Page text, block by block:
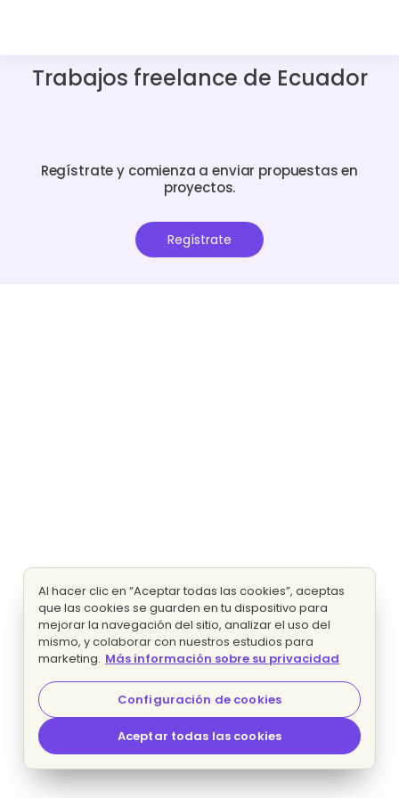
Trabajos freelance de Ecuador
Regístrate y comienza a enviar propuestas en
proyectos.
Regístrate
Al hacer clic en “Aceptar todas las cookies”, aceptas
que las cookies se guarden en tu dispositivo para
mejorar la navegación del sitio, analizar el uso del
mismo, y colaborar con nuestros estudios para
marketing. Más información sobre su privacidad
Configuración de cookies
Aceptar todas las cookies